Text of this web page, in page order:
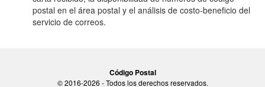
postal en el área postal y el análisis de costo-beneficio del
servicio de correos.
Código Postal
© 2016-2026 - Todos los derechos reservados.